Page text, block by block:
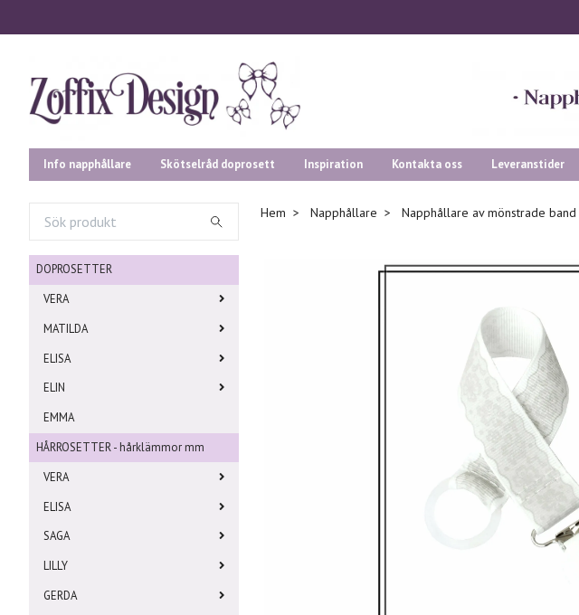
Info napphållare Skötselråd doprosett Inspiration Kontakta oss Leveranstider
DOPROSETTER
VERA
MATILDA
ELISA
ELIN
EMMA
HÅRROSETTER - hårklämmor mm
VERA
ELISA
SAGA
LILLY
GERDA
Hem Napphållare Napphållare av mönstrade band